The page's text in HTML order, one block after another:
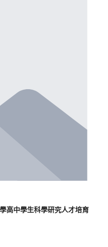
高中學生科學研究人才培育